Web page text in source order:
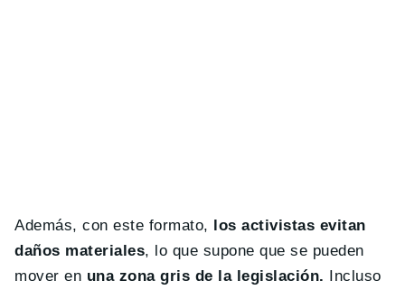
Además, con este formato,
los activistas evitan
daños materiales, lo que supone que se pueden
mover en una zona gris de la legislación.
Incluso